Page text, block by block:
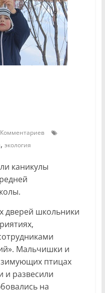
, экология
каникулы
дверей школьники
Мальчишки и
птицах
и развесили
на